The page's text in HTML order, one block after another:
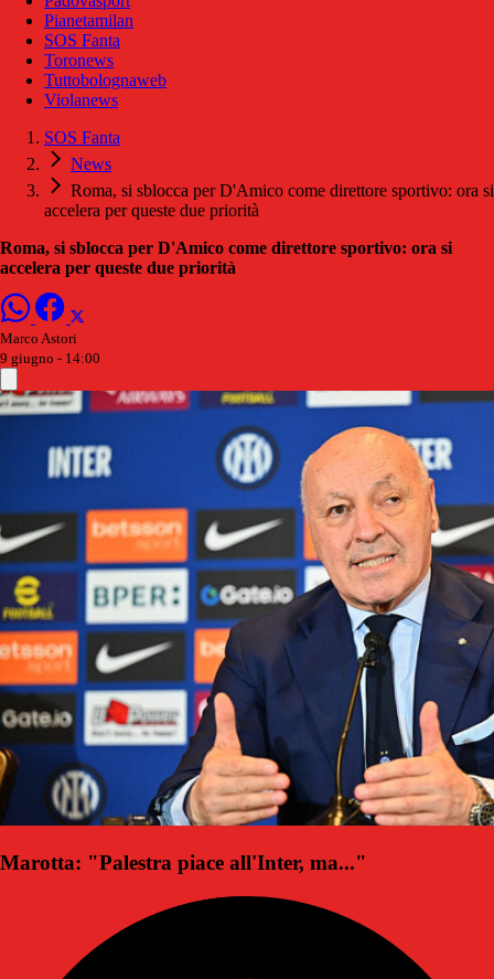
Pianetamilan
SOS Fanta
Toronews
Tuttobolognaweb
Violanews
SOS Fanta
News
Roma, si sblocca per D'Amico come direttore sportivo: ora si
accelera per queste due priorità
Roma, si sblocca per D'Amico come direttore sportivo: ora si
accelera per queste due priorità
Marco Astori
9 giugno - 14:00
Marotta: "Palestra piace all'Inter, ma..."